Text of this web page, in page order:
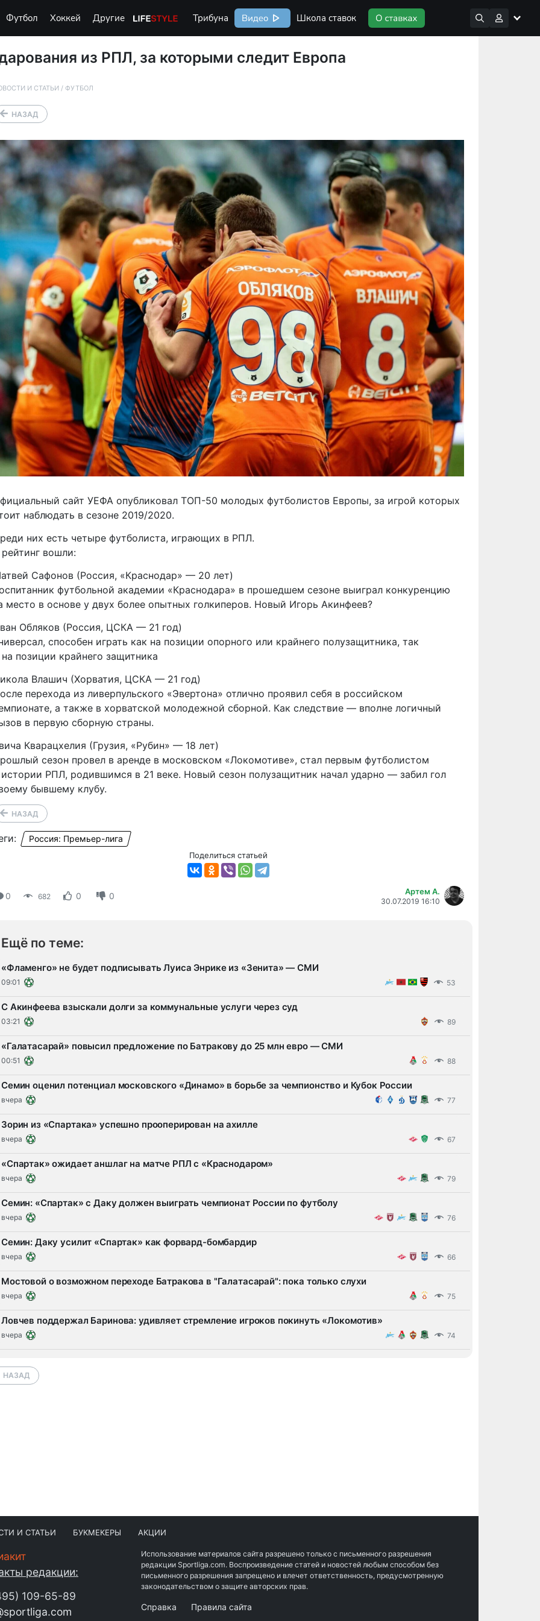
Футбол Хоккей Другие Life Style Трибуна Видео Школа ставок
из РПЛ, за которыми следит Европа
И СТАТЬИ / ФУТБОЛ
НАЗАД
сайт УЕФА опубликовал ТОП-50 молодых футболистов Европы, за игрой которых
наблюдать в сезоне 2019/2020.
них есть четыре футболиста, играющих в РПЛ.
вошли:
Сафонов (Россия, «Краснодар» — 20 лет)
футбольной академии «Краснодара» в прошедшем сезоне выиграл конкуренцию
место в основе у двух более опытных голкиперов. Новый Игорь Акинфеев?
Обляков (Россия, ЦСКА — 21 год)
способен играть как на позиции опорного или крайнего полузащитника, так
позиции крайнего защитника
Влашич (Хорватия, ЦСКА — 21 год)
перехода из ливерпульского «Эвертона» отлично проявил себя в российском
а также в хорватской молодежной сборной. Как следствие — вполне логичный
в первую сборную страны.
Кварацхелия (Грузия, «Рубин» — 18 лет)
сезон провел в аренде в московском «Локомотиве», стал первым футболистом
РПЛ, родившимся в 21 веке. Новый сезон полузащитник начал ударно — забил гол
бывшему клубу.
НАЗАД
Россия: Премьер-лига
Поделиться статьей
0 682 0 0 Артем А.
30.07.2019 16:10
Ещё по теме:
«Фламенго» не будет подписывать Луиса Энрике из «Зенита» — СМИ
09:01 53
С Акинфеева взыскали долги за коммунальные услуги через суд
03:21 89
«Галатасарай» повысил предложение по Батракову до 25 млн евро — СМИ
00:51 88
Семин оценил потенциал московского «Динамо» в борьбе за чемпионство и Кубок России
вчера 77
Зорин из «Спартака» успешно прооперирован на ахилле
вчера 67
«Спартак» ожидает аншлаг на матче РПЛ с «Краснодаром»
вчера 79
Семин: «Спартак» с Даку должен выиграть чемпионат России по футболу
вчера 76
Семин: Даку усилит «Спартак» как форвард-бомбардир
вчера 66
Мостовой о возможном переходе Батракова в "Галатасарай": пока только слухи
вчера 75
Ловчев поддержал Баринова: удивляет стремление игроков покинуть «Локомотив»
вчера 74
НАЗАД
И СТАТЬИ БУКМЕКЕРЫ АКЦИИ
редакции:
109-65-89
Использование материалов сайта разрешено только с письменного разрешения
редакции Sportliga.com. Воспроизведение статей и новостей любым способом без
письменного разрешения запрещено и влечет ответственность, предусмотренную
законодательством о защите авторских прав.
Справка Правила сайта